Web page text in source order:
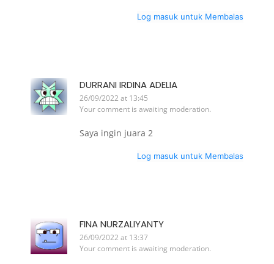
Log masuk untuk Membalas
DURRANI IRDINA ADELIA
26/09/2022 at 13:45
Your comment is awaiting moderation.
Saya ingin juara 2
Log masuk untuk Membalas
FINA NURZALIYANTY
26/09/2022 at 13:37
Your comment is awaiting moderation.